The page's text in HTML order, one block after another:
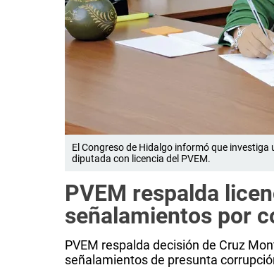
El Congreso de Hidalgo informó que
diputada con licencia del PVEM.
PVEM respalda
señalamientos por
PVEM respalda decisión de Cruz
señalamientos de presunta